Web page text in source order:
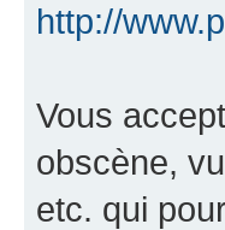
http://
Vous
obscène,
etc. qui